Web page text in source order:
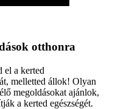
otthonra
el a kerted
melletted állok! Olyan
megoldásokat ajánlok,
a kerted egészségét.